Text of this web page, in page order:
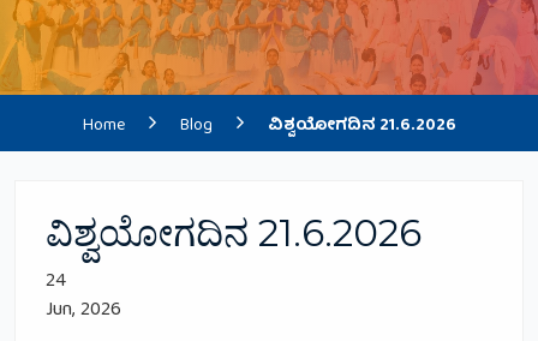
Home Blog ವಿಶ್ವಯೋಗದಿನ 21.6.2026
ವಿಶ್ವಯೋಗದಿನ 21.6.2026
24
Jun, 2026